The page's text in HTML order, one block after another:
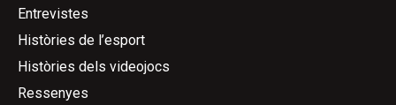
Entrevistes
Històries de l’esport
Històries dels videojocs
Ressenyes